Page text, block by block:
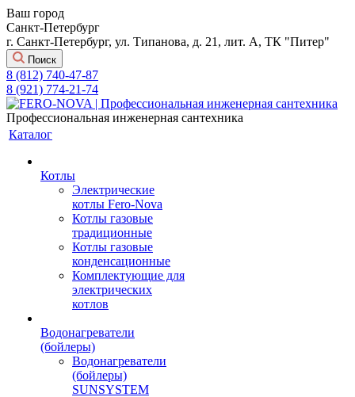
Ваш город
Санкт-Петербург
г. Санкт-Петербург, ул. Типанова, д. 21, лит. А, ТК "Питер"
Поиск
8 (812) 740-47-87
8 (921) 774-21-74
Профессиональная инженерная сантехника
Каталог
Котлы
Электрические
котлы Fero-Nova
Котлы газовые
традиционные
Котлы газовые
конденсационные
Комплектующие для
электрических
котлов
Водонагреватели
(бойлеры)
Водонагреватели
(бойлеры)
SUNSYSTEM